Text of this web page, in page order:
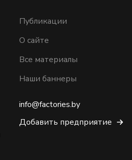
Публикации
О сайте
Все материалы
Наши баннеры
info@factories.by
Добавить предприятие